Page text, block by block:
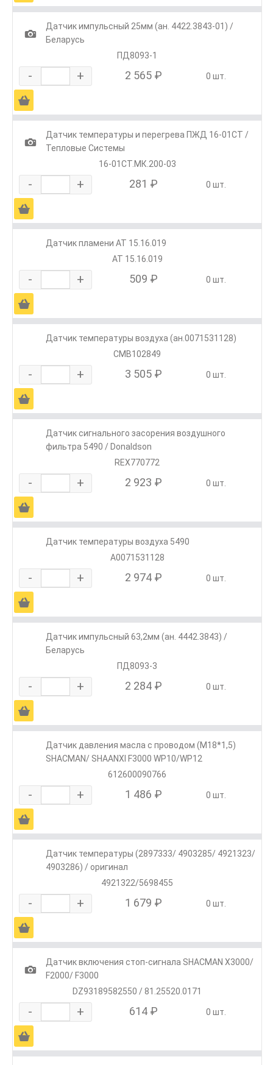
1
Датчик импульсный 25мм (ан. 4422.3843-01) /
Беларусь
ПД8093-1
- + 2 565 ₽ 0 шт.
Ä
1
Датчик температуры и перегрева ПЖД 16-01СТ /
Тепловые Системы
16-01СТ.МК.200-03
- + 281 ₽ 0 шт.
Ä
Датчик пламени АТ 15.16.019
АТ 15.16.019
- + 509 ₽ 0 шт.
Ä
Датчик температуры воздуха (ан.0071531128)
CMB102849
- + 3 505 ₽ 0 шт.
Ä
Датчик сигнального засорения воздушного
фильтра 5490 / Donaldson
REX770772
- + 2 923 ₽ 0 шт.
Ä
Датчик температуры воздуха 5490
A0071531128
- + 2 974 ₽ 0 шт.
Ä
Датчик импульсный 63,2мм (ан. 4442.3843) /
Беларусь
ПД8093-3
- + 2 284 ₽ 0 шт.
Ä
Датчик давления масла с проводом (М18*1,5)
SHACMAN/ SHAANXI F3000 WP10/WP12
612600090766
- + 1 486 ₽ 0 шт.
Ä
Датчик температуры (2897333/ 4903285/ 4921323/
4903286) / оригинал
4921322/5698455
- + 1 679 ₽ 0 шт.
Ä
1
Датчик включения стоп-сигнала SHACMAN X3000/
F2000/ F3000
DZ93189582550 / 81.25520.0171
- + 614 ₽ 0 шт.
Ä